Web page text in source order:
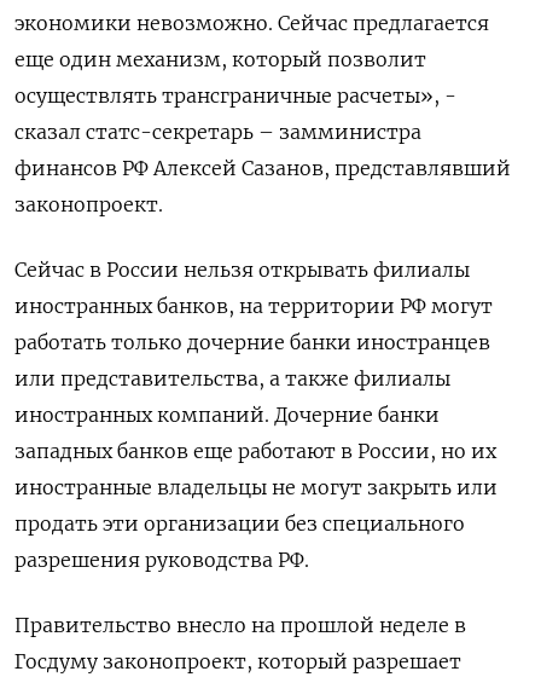
экономики невозможно. Сейчас предлагается
еще один механизм, который позволит
осуществлять трансграничные расчеты», -
сказал статс-секретарь – замминистра
финансов РФ Алексей Сазанов, представлявший
законопроект.
Сейчас в России нельзя открывать филиалы
иностранных банков, на территории РФ могут
работать только дочерние банки иностранцев
или представительства, а также филиалы
иностранных компаний. Дочерние банки
западных банков еще работают в России, но их
иностранные владельцы не могут закрыть или
продать эти организации без специального
разрешения руководства РФ.
Правительство внесло на прошлой неделе в
Госдуму законопроект, который разрешает